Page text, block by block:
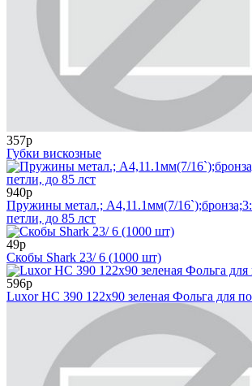
357р
Губки вискозные
940р
Пружины метал.; А4,11.1мм(7/
петли, до 85 лст
49р
Скобы Shark 23/ 6 (1000 шт)
596р
Luxor HC 390 122x90 зеленая Фольга для